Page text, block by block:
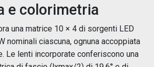
e colorimetria
una matrice 10 × 4 di sorgenti LED
nominali ciascuna, ognuna accoppiata
Le lenti incorporate conferiscono una